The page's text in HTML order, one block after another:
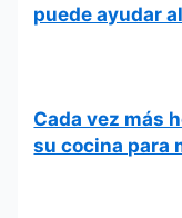
puede ayudar
Cada vez más
su cocina para